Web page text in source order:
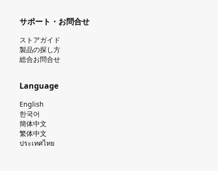
サポート・お問合せ
ストアガイド
製品の探し⽅
総合お問合せ
Language
English
한국어
簡体中文
繁体中文
ประเทศไทย